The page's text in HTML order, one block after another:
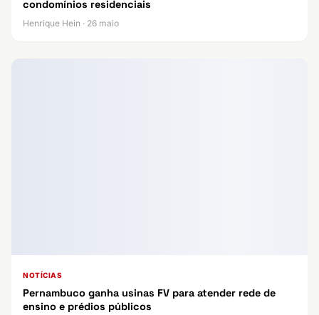
condomínios residenciais
Henrique Hein · 26 maio
NOTÍCIAS
Pernambuco ganha usinas FV para atender rede de
ensino e prédios públicos